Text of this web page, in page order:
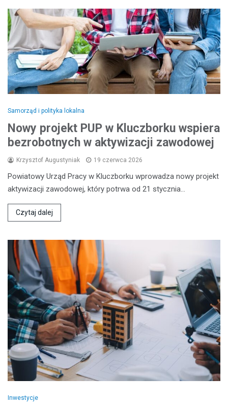
Samorząd i polityka lokalna
Nowy projekt PUP w Kluczborku wspiera
bezrobotnych w aktywizacji zawodowej
Krzysztof Augustyniak 19 czerwca 2026
Powiatowy Urząd Pracy w Kluczborku wprowadza nowy projekt
aktywizacji zawodowej, który potrwa od 21 stycznia…
Czytaj dalej
Inwestycje